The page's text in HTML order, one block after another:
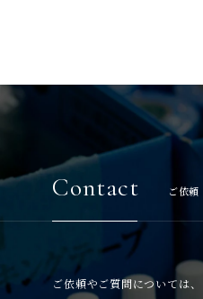
Contact ご依頼
ご依頼やご質問については、